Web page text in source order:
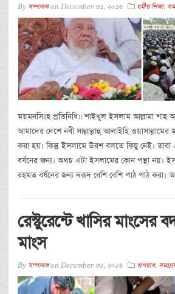
By সম্পাদকon December 31, 2016 ধর্মীয় শিক্ষা,
ময়মনসিংহ প্রতিনিধি॥ শাইখুল ইসলাম আল্লামা
আমাদের দেশে নবী সাল্লাল্লাহু আলাইহি
করা হয়। কিন্তু ইসলামে উরশ বলতে কিছু নেই।
বর্ষনের জন্য। অথচ এটা ইসলামের কোন পন্থা নয়।
রহমত বর্ষনের জন্য দরূদ বেশি বেশি পাঠ পাঠ
রেস্টুরেন্টে খাসির মাংসের
মাংস
By সম্পাদকon December 31, 2016 অপরাধ,